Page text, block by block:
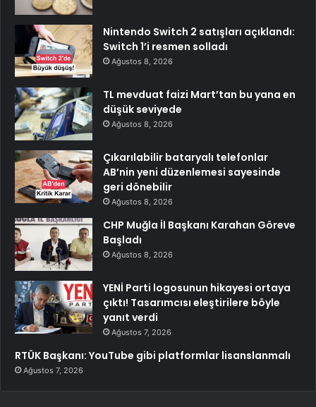
Nintendo Switch 2 satışları açıklandı:
Switch 1’i resmen solladı
Ağustos 8, 2026
TL mevduat faizi Mart’tan bu yana en
düşük seviyede
Ağustos 8, 2026
Çıkarılabilir bataryalı telefonlar
AB’nin yeni düzenlemesi sayesinde
geri dönebilir
Ağustos 8, 2026
CHP Muğla İl Başkanı Karahan Göreve
Başladı
Ağustos 8, 2026
YENİ Parti logosunun hikayesi ortaya
çıktı! Tasarımcısı eleştirilere böyle
yanıt verdi
Ağustos 7, 2026
RTÜK Başkanı: YouTube gibi platformlar lisanslanmalı
Ağustos 7, 2026